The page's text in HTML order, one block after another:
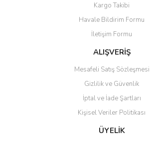
Ürün açıklamasında eksik bilgiler bulunuyor.
Ürün bilgilerinde hatalar bulunuyor.
Ürün fiyatı diğer sitelerden daha pahalı.
Bu ürüne benzer farklı alternatifler olmalı.
Gönder
Kargo Takibi
Havale Bildirim Formu
İletişim Formu
ALIŞVERİŞ
Mesafeli Satış Sözleşmesi
Gizlilik ve Güvenlik
İptal ve İade Şartları
Kişisel Veriler Politikası
ÜYELİK